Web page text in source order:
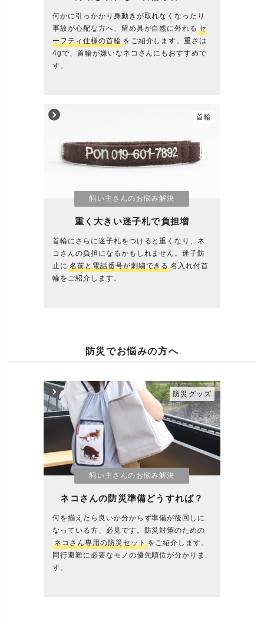
何かに引っかかり身動きが取れなくなったり
事故が心配な方へ、留め具が自然に外れる セ
ーフティ仕様の首輪 をご紹介します。重さは
4gで、首輪が嫌いなネコさんにもおすすめで
す。
飼い主さんのお悩み解決
重く大きい迷子札で負担増
首輪にさらに迷子札をつけると重くなり、ネ
コさんの負担になるかもしれません。迷子防
止に 名前と電話番号が刺繍できる 名入れ付首
輪をご紹介します。
首輪
防災でお悩みの方へ
飼い主さんのお悩み解決
ネコさんの防災準備どうすれば？
何を揃えたら良いか分からず準備が後回しに
なっている方、必見です。防災対策のための
ネコさん専用の防災セット をご紹介します。
同行避難に必要なモノの優先順位が分かりま
す。
防災グッズ